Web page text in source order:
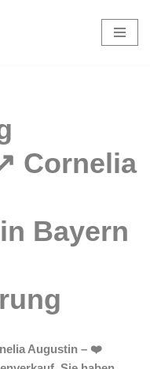
Augustin – ❤️